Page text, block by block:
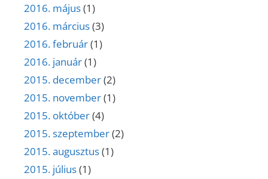
2016. május(1)
2016. március(3)
2016. február(1)
2016. január(1)
2015. december(2)
2015. november(1)
2015. október(4)
2015. szeptember(2)
2015. augusztus(1)
2015. július(1)